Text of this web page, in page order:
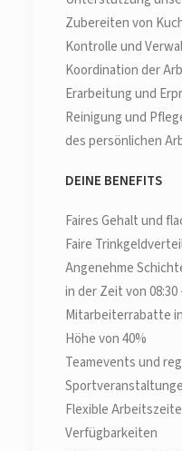
Zubereiten von
Kontrolle und
Koordination der
Erarbeitung und
Reinigung und
des persönlichen
DEINE BENEFITS
Faires Gehalt und
Faire
Angenehme
in der Zeit von 08:30
Mitarbeiterrabatte
Höhe von 40%
Teamevents und
Flexible
Verfügbarkeiten